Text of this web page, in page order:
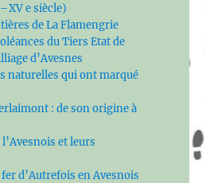
e siècle)
de La Flamengrie
du Tiers Etat de
d’Avesnes
naturelles qui ont marqué
: de son origine à
et leurs
d’Autrefois en Avesnois